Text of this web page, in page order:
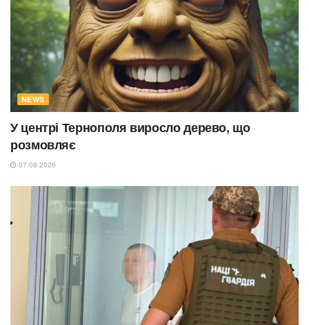
NEWS
У центрі Тернополя виросло дерево, що
розмовляє
07.08.2026